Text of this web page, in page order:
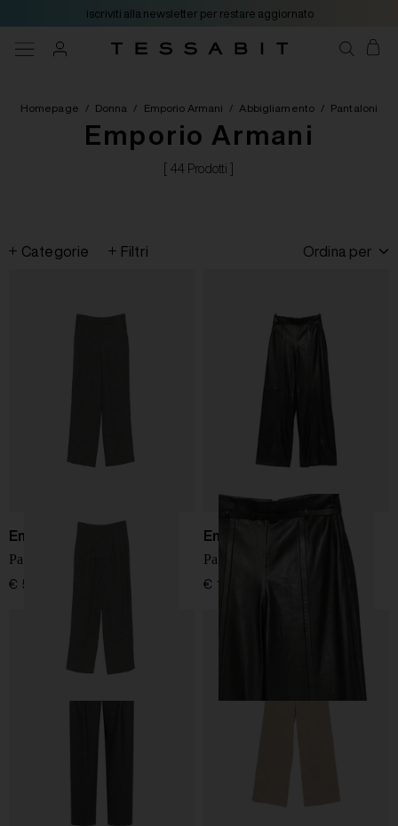
iscriviti alla newsletter per restare aggiornato
Homepage / Donna / Emporio Armani / Abbigliamento / Pantaloni
Emporio Armani
[ 44 Prodotti ]
Categorie Filtri Ordina per
Emporio Armani
Pantaloni a gamba larga
€ 510,00
Emporio Armani
Pantaloni in pelle
€ 1.150,00